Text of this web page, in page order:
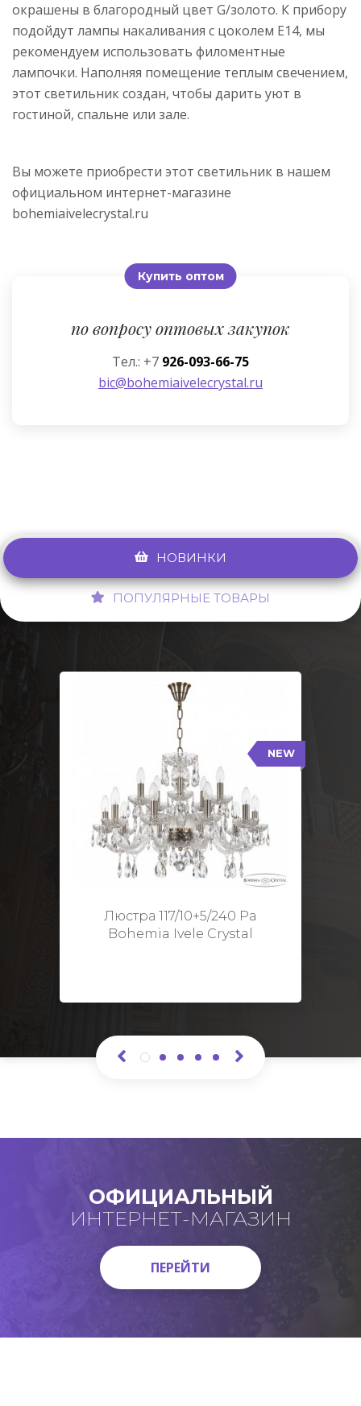
окрашены в благородный цвет G/золото. К прибору
подойдут лампы накаливания с цоколем E14, мы
рекомендуем использовать филоментные
лампочки. Наполняя помещение теплым свечением,
этот светильник создан, чтобы дарить уют в
гостиной, спальне или зале.
Вы можете приобрести этот светильник в нашем
официальном интернет-магазине
bohemiaivelecrystal.ru
Купить оптом
по вопросу оптовых закупок
Тел.: +7 926-093-66-75
bic@bohemiaivelecrystal.ru
НОВИНКИ
ПОПУЛЯРНЫЕ ТОВАРЫ
NEW
Люстра 117/10+5/240 Pa
Bohemia Ivele Crystal
117/10+5/240 Pa
Тип: Стеклянный рожок
Цвет арматуры: Патина/
Кол-во ламп: 15
Диаметр: 70 см
ОФИЦИАЛЬНЫЙ
ИНТЕРНЕТ-МАГАЗИН
ПЕРЕЙТИ
ПЕРЕЙТИ